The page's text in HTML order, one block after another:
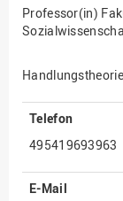
Engagement
Institut für Musik
Professor(in)
Telefon
495419693963
E-Mail